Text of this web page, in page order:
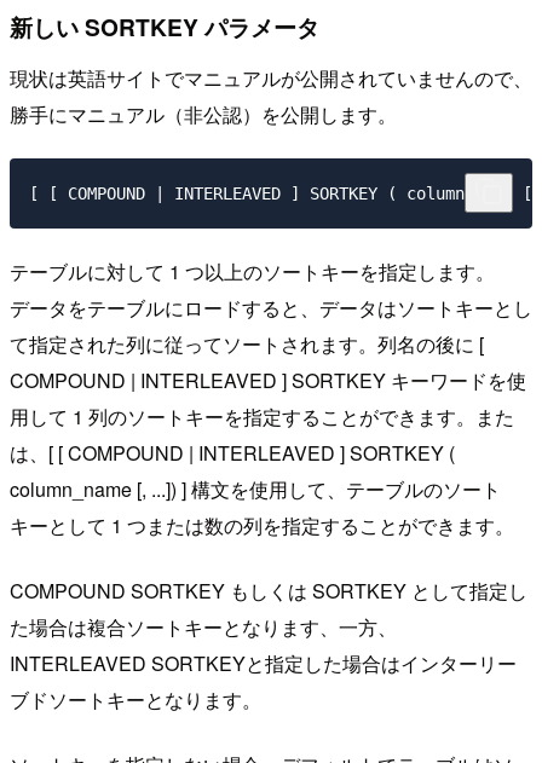
新しい SORTKEY パラメータ
現状は英語サイトでマニュアルが公開されていませんので、
勝手にマニュアル（非公認）を公開します。
テーブルに対して 1 つ以上のソートキーを指定します。
データをテーブルにロードすると、データはソートキーとし
て指定された列に従ってソートされます。列名の後に [
COMPOUND | INTERLEAVED ] SORTKEY キーワードを使
用して 1 列のソートキーを指定することができます。また
は、[ [ COMPOUND | INTERLEAVED ] SORTKEY (
column_name [, ...]) ] 構文を使用して、テーブルのソート
キーとして 1 つまたは数の列を指定することができます。
COMPOUND SORTKEY もしくは SORTKEY として指定し
た場合は複合ソートキーとなります、一方、
INTERLEAVED SORTKEYと指定した場合はインターリー
ブドソートキーとなります。